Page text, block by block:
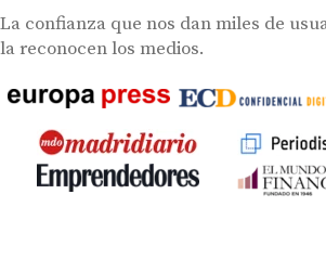
La confianza que nos dan miles de
la reconocen los medios.